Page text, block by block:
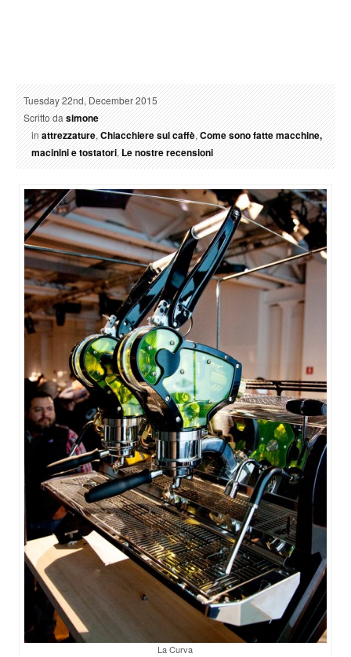
Tuesday 22nd, December 2015
Scritto dasimone
inattrezzature,Chiacchiere sul caffè,Come sono fatte macchine,
macinini e tostatori,Le nostre recensioni
La Curva